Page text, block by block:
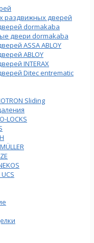
раздвижных дверей
dormakaba
двери dormakaba
ASSA ABLOY
ABLOY
INTERAX
Ditec entrematic
Sliding
LOCKS